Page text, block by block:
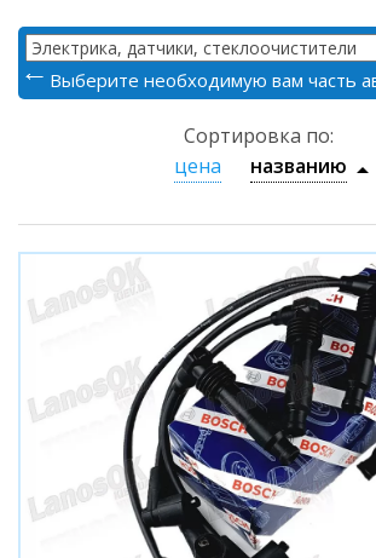
Выберите необходимую вам часть
Сортировка по:
цена
названию